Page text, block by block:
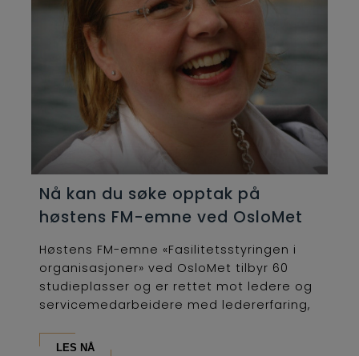
Nå kan du søke opptak på
høstens FM-emne ved OsloMet
Høstens FM-emne «Fasilitetsstyringen i
organisasjoner» ved OsloMet tilbyr 60
studieplasser og er rettet mot ledere og
servicemedarbeidere med ledererfaring,
LES NÅ